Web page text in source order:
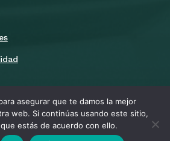
asegurar que te damos la mejor
web. Si continúas usando este sitio,
estás de acuerdo con ello.